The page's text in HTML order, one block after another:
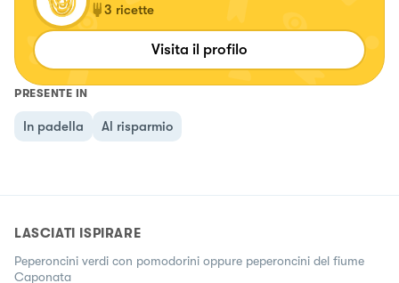
3 ricette
Visita il profilo
PRESENTE IN
In padella Al risparmio
LASCIATI ISPIRARE
Peperoncini verdi con pomodorini oppure peperoncini del fiume
Caponata